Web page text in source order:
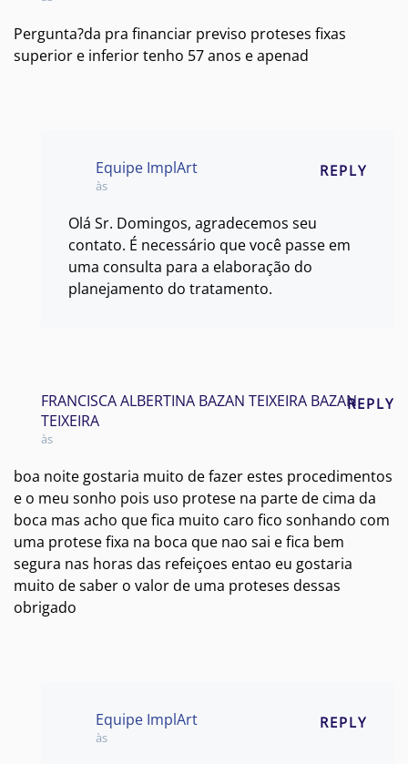
Pergunta?da pra financiar previso proteses fixas
superior e inferior tenho 57 anos e apenad
Equipe ImplArt
às
REPLY
Olá Sr. Domingos, agradecemos seu
contato. É necessário que você passe em
uma consulta para a elaboração do
planejamento do tratamento.
FRANCISCA ALBERTINA BAZAN TEIXEIRA BAZAN
TEIXEIRA
às
REPLY
boa noite gostaria muito de fazer estes procedimentos
e o meu sonho pois uso protese na parte de cima da
boca mas acho que fica muito caro fico sonhando com
uma protese fixa na boca que nao sai e fica bem
segura nas horas das refeiçoes entao eu gostaria
muito de saber o valor de uma proteses dessas
obrigado
Equipe ImplArt
às
REPLY